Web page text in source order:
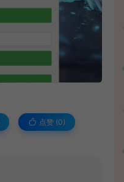
点赞 (0)